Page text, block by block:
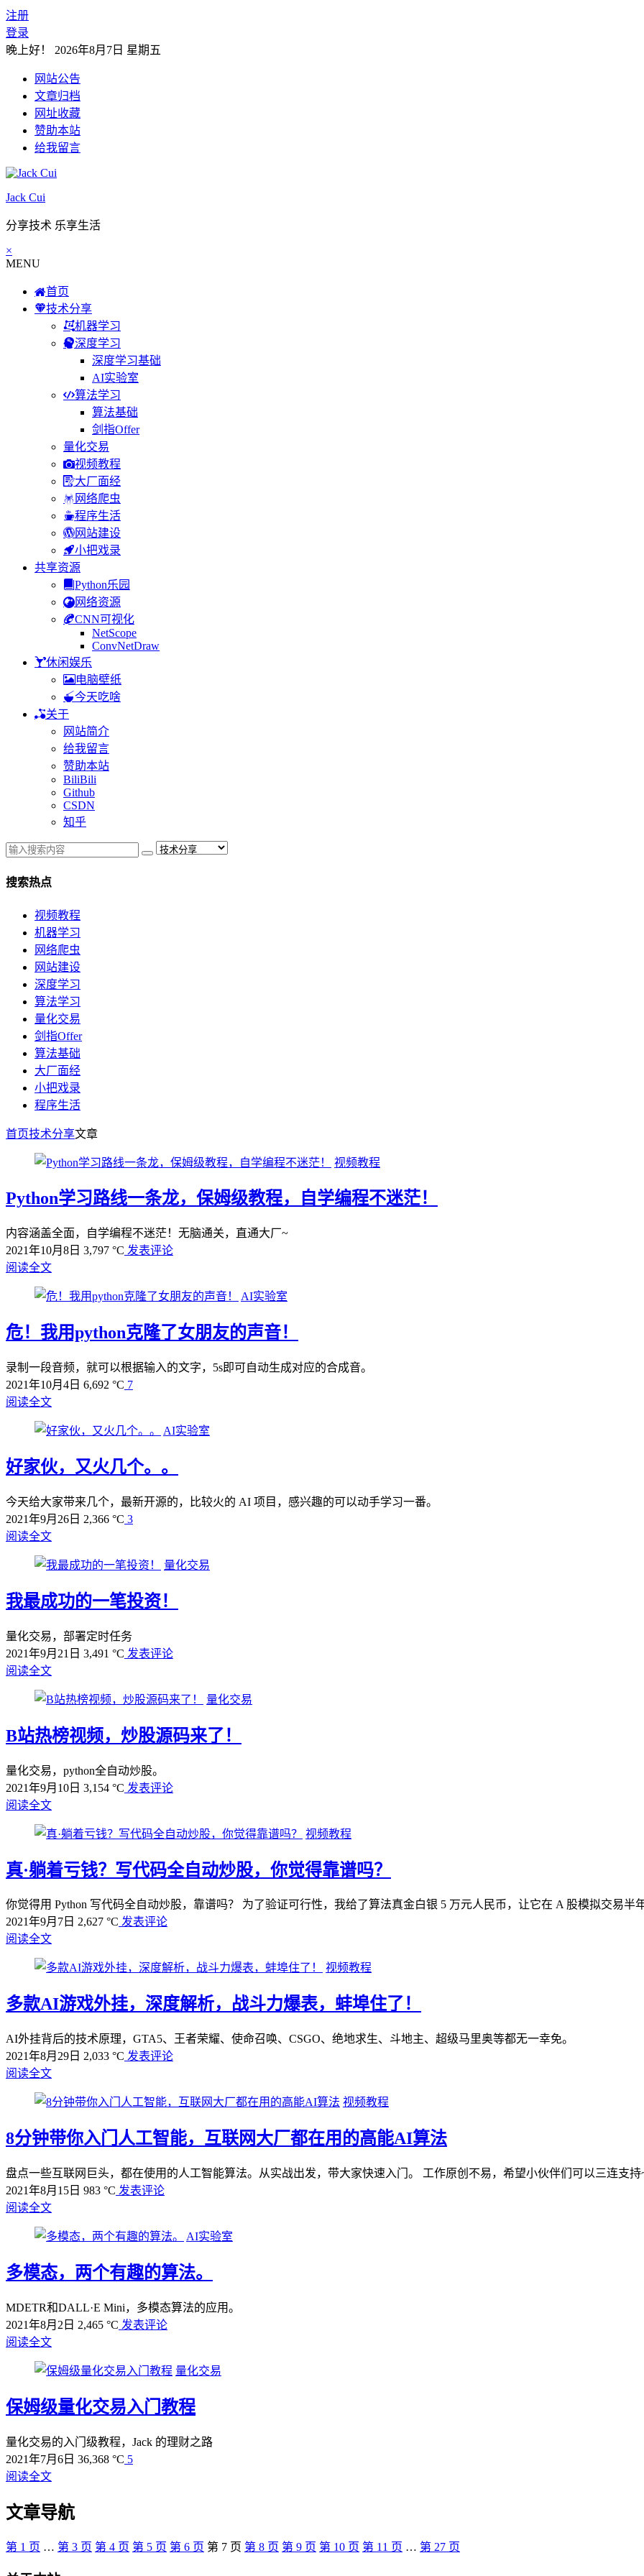
注册
登录
晚上好！ 2026年8月7日 星期五
网站公告
文章归档
网址收藏
赞助本站
给我留言
Jack Cui
分享技术 乐享生活
×
MENU
首页
技术分享
机器学习
深度学习
深度学习基础
AI实验室
算法学习
算法基础
剑指Offer
量化交易
视频教程
大厂面经
网络爬虫
程序生活
网站建设
小把戏录
共享资源
Python乐园
网络资源
CNN可视化
NetScope
ConvNetDraw
休闲娱乐
电脑壁纸
今天吃啥
关于
网站简介
给我留言
赞助本站
BiliBili
Github
CSDN
知乎
搜索热点
视频教程
机器学习
网络爬虫
网站建设
深度学习
算法学习
量化交易
剑指Offer
算法基础
大厂面经
小把戏录
程序生活
首页技术分享文章
视频教程
Python学习路线一条龙，保姆级教程，自学编程不迷茫！
内容涵盖全面，自学编程不迷茫！无脑通关，直通大厂~
2021年10月8日 3,797 °C 发表评论
阅读全文
AI实验室
危！我用python克隆了女朋友的声音！
录制一段音频，就可以根据输入的文字，5s即可自动生成对应的合成音。
2021年10月4日 6,692 °C 7
阅读全文
AI实验室
好家伙，又火几个。。
今天给大家带来几个，最新开源的，比较火的 AI 项目，感兴趣的可以动手学习一番。
2021年9月26日 2,366 °C 3
阅读全文
量化交易
我最成功的一笔投资！
量化交易，部署定时任务
2021年9月21日 3,491 °C 发表评论
阅读全文
量化交易
B站热榜视频，炒股源码来了！
量化交易，python全自动炒股。
2021年9月10日 3,154 °C 发表评论
阅读全文
视频教程
真·躺着亏钱？写代码全自动炒股，你觉得靠谱吗？
你觉得用 Python 写代码全自动炒股，靠谱吗？ 为了验证可行性，我给了算法真金白银 5 万元人民币，让它在 A 股模拟交易半
2021年9月7日 2,627 °C 发表评论
阅读全文
视频教程
多款AI游戏外挂，深度解析，战斗力爆表，蚌埠住了！
AI外挂背后的技术原理，GTA5、王者荣耀、使命召唤、CSGO、绝地求生、斗地主、超级马里奥等都无一幸免。
2021年8月29日 2,033 °C 发表评论
阅读全文
视频教程
8分钟带你入门人工智能，互联网大厂都在用的高能AI算法
盘点一些互联网巨头，都在使用的人工智能算法。从实战出发，带大家快速入门。 工作原创不易，希望小伙伴们可以三连支持
2021年8月15日 983 °C 发表评论
阅读全文
AI实验室
多模态，两个有趣的算法。
MDETR和DALL·E Mini，多模态算法的应用。
2021年8月2日 2,465 °C 发表评论
阅读全文
量化交易
保姆级量化交易入门教程
量化交易的入门级教程，Jack 的理财之路
2021年7月6日 36,368 °C 5
阅读全文
文章导航
第 1 页 … 第 3 页 第 4 页 第 5 页 第 6 页 第 7 页 第 8 页 第 9 页 第 10 页 第 11 页 … 第 27 页